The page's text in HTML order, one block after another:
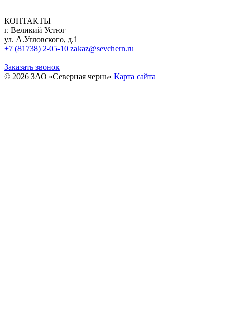
КОНТАКТЫ
г. Великий Устюг
ул. А.Угловского, д.1
+7 (81738) 2-05-10 zakaz@sevchern.ru
Заказать звонок
© 2026 ЗАО «Северная чернь» Карта сайта